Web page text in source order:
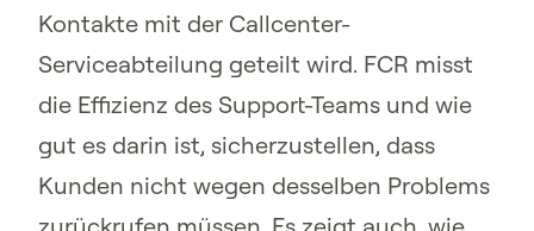
Kontakte mit der Callcenter-
Serviceabteilung geteilt wird. FCR misst
die Effizienz des Support-Teams und wie
gut es darin ist, sicherzustellen, dass
Kunden nicht wegen desselben Problems